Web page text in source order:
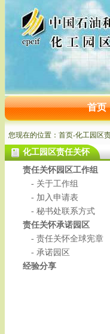
首页
您现在的位置： 首页-化工园区
化工园区责任关怀
责任关怀园区工作组
- 关于工作组
- 加入申请表
- 秘书处联系方式
责任关怀承诺园区
- 责任关怀全球宪章
- 承诺园区
经验分享